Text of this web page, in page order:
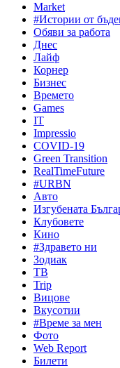
Market
#Истории от
Обяви за работа
Днес
Лайф
Корнер
Бизнес
Времето
Games
IT
Impressio
COVID-19
Green Transition
RealTimeFuture
#URBN
Авто
Изгубената
Клубовете
Кино
#Здравето ни
Зодиак
ТВ
Trip
Вицове
Вкусотии
#Време за мен
Фото
Web Report
Билети